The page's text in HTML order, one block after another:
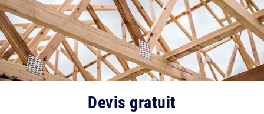
Devis gratuit